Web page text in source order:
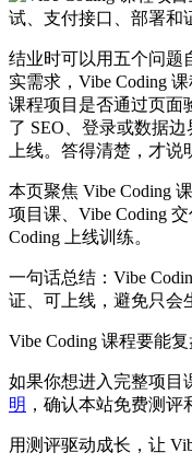
结业时可以用五个问题
实需求，Vibe Coding
课程项目是否通过页面
了 SEO、登录或数据
上线。答得清楚，才说
本页聚焦 Vibe Coding
项目课、Vibe Coding
Coding 上线训练。
一句话总结：Vibe
证、可上线，避免只会
Vibe Coding 课程要能复
如果你想进入完整项目
明 ，确认本站免费测评
用测评驱动成长，让